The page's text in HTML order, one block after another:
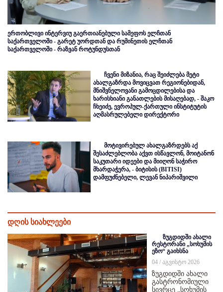
ერთობლივი ინტერვიუ გაერთიანებული სამეფოს ელჩთან
საქართველოში - გარეტ უორდთან და რუმინეთის ელჩთან
საქართველოში - რაზვან როტუნდუსთან
ჩვენი მიზანია, რაც შეიძლება მეტი
ახალგაზრდა მოვიცვათ რეგიონებიდან,
მნიშვნელოვანი გამოცდილებისა და
ხარისხიანი განათლების მისაღებად, - შაკო
ჩხეიძე, ევროპულ-ქართული ინსტიტუტის
აღმასრულებელი დირექტორი
მოტივირებულ ახალგაზრდებს აქ
შესაძლებლობა აქვთ ისწავლონ, მოიტანონ
საკუთარი იდეები და მიიღონ საჭირო
მხარდაჭერა, - ბიტისის (BITISI)
დამფუძნებელი, ლევან ნიპარიშვილი
დღის სიახლეები
ზუგდიდში ახალი
რესტორანი „სოხუმის
ეზო“ გაიხსნა
04 / აგვისტო 2026
ზუგდიდში ახალი
გასტრონომიული
სივრცე „სოხუმის